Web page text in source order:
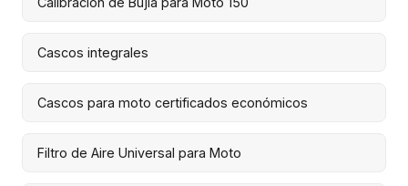
Cascos integrales
Cascos para moto certificados económicos
Filtro de Aire Universal para Moto